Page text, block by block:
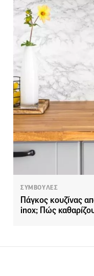
ΣΥΜΒΟΥΛΕΣ
Πάγκος κουζίνας
inox; Πώς